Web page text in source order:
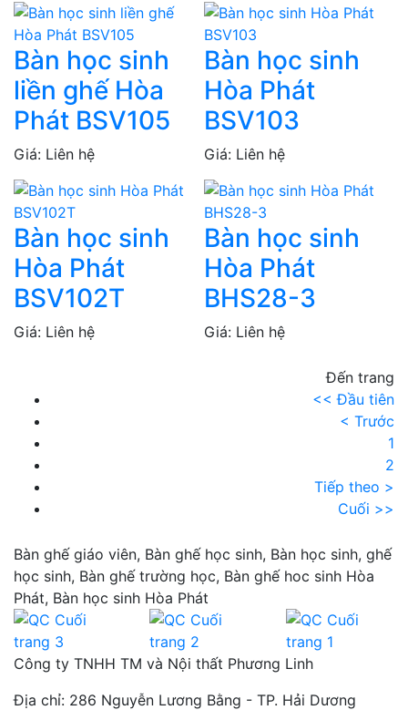
Bàn học sinh
liền ghế Hòa
Phát BSV105
Giá: Liên hệ
Bàn học sinh
Hòa Phát
BSV103
Giá: Liên hệ
Bàn học sinh
Hòa Phát
BSV102T
Giá: Liên hệ
Bàn học sinh
Hòa Phát
BHS28-3
Giá: Liên hệ
Đến trang
<< Đầu tiên
< Trước
1
2
Tiếp theo >
Cuối >>
Bàn ghế giáo viên, Bàn ghế học sinh, Bàn học sinh, ghế
học sinh, Bàn ghế trường học, Bàn ghế hoc sinh Hòa
Phát, Bàn học sinh Hòa Phát
Công ty TNHH TM và Nội thất Phương Linh
Địa chỉ: 286 Nguyễn Lương Bằng - TP. Hải Dương